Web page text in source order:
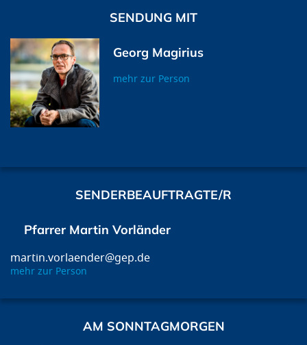
SENDUNG MIT
Georg Magirius
mehr zur Person
SENDERBEAUFTRAGTE/R
Pfarrer Martin Vorländer
martin.vorlaender@gep.de
mehr zur Person
AM SONNTAGMORGEN